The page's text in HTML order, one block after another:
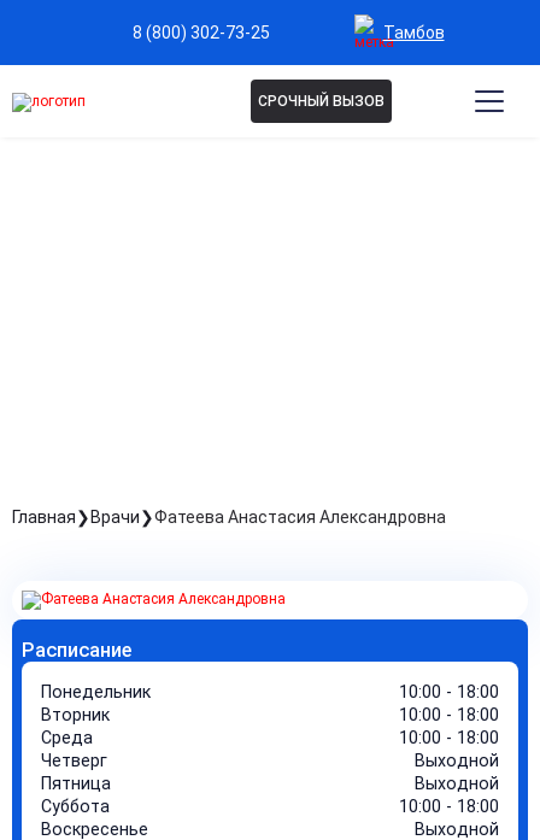
8 (800) 302-73-25 Тамбов
СРОЧНЫЙ ВЫЗОВ
Главная Врачи Фатеева Анастасия Александровна
Расписание
Понедельник
10:00 - 18:00
Вторник
10:00 - 18:00
Среда
10:00 - 18:00
Четверг
Выходной
Пятница
Выходной
Суббота
10:00 - 18:00
Воскресенье
Выходной